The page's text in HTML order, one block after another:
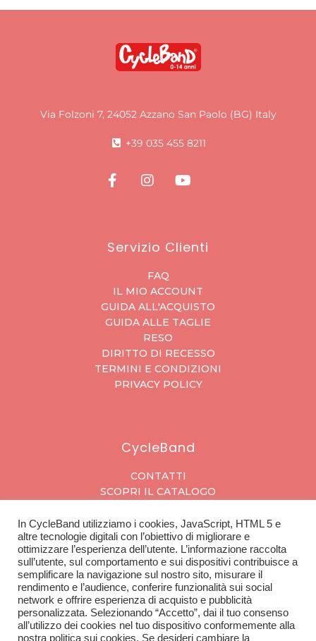
Via Folzoni 7, 24052 Azzano San Paolo (BG) Italy
+39 035 455 8211
Servizio Clienti
FAQ
IL MIO ACCOUNT
GUIDA ALL'ACQUISTO
GUIDA ALLE TAGLIE
RESO
DIRITTO DI RECESSO
TERMINI E CONDIZIONI
PRIVACY POLICY
CycleBand
CONTATTI
SCOPRI IL CATALOGO
L'azienda
SU DI NOI
APRI IL TUO NEGOZIO
In CycleBand utilizziamo i cookies, JavaScript, HTML 5 e
altre tecnologie digitali con l’obiettivo di migliorare e
ottimizzare l’esperienza dell’utente. L’informazione raccolta
sull’utente, sul comportamento e sui dispositivi contribuisce a
semplificare la navigazione sul nostro sito, misurare il
rendimento e l’audience, conferire funzionalità sui social
network e offrire esperienza di acquisto e pubblicità
personalizzata. Selezionando “Accetto”, dai il tuo consenso
all’utilizzo dei cookies nel tuo dispositivo conformemente alla
nostra politica sui cookies. Se desideri cambiare la